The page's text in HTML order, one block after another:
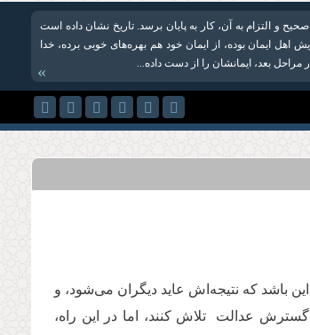
و التزام به آن، کار به پایان برسد. تاریخ نشان داده است
اهل ایمان بوده، از ایمان خود هم بهره‌های خوبی برده، خدا
مراحل بعد، ایمانشان را از دست داده‌...
»
باشد که نتیجه‌اش عاید دیگران می‌شود، و
عدالت تلاش کنند، اما در این راه،‌